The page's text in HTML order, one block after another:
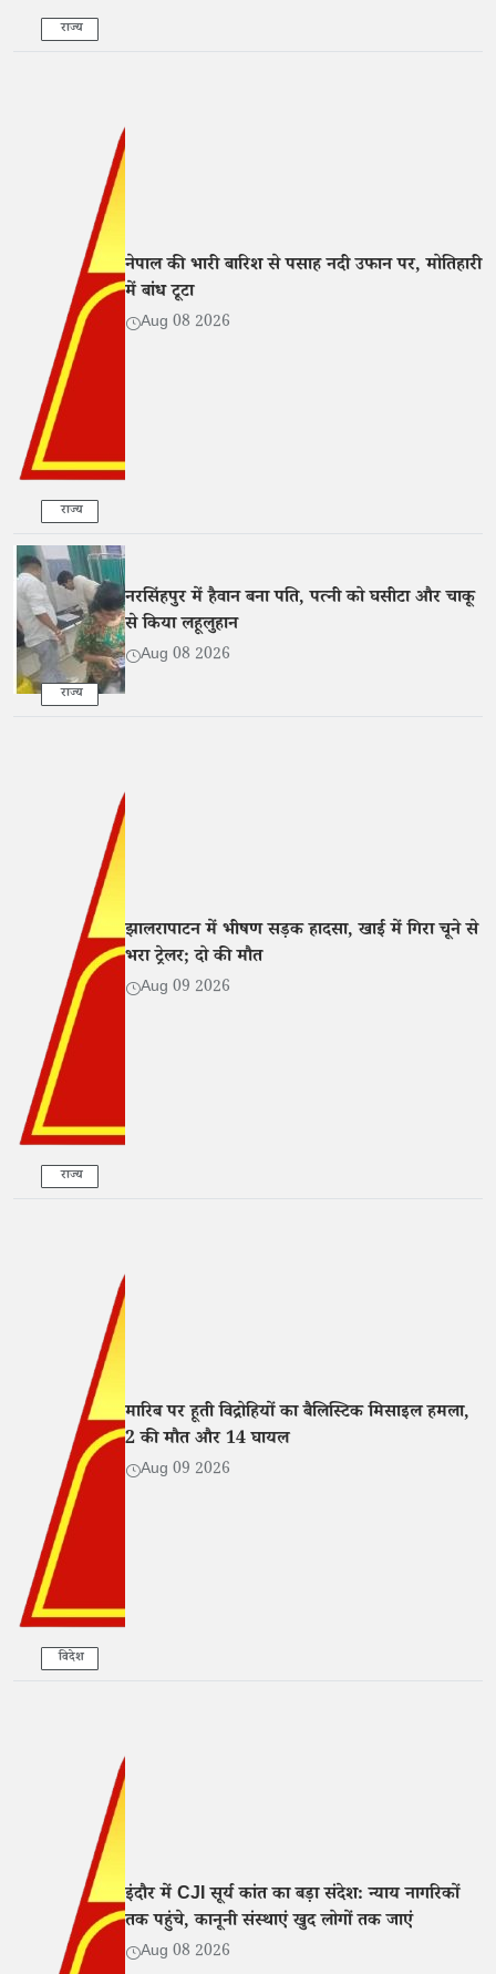
राज्य
राज्य
नेपाल की भारी बारिश से पसाह नदी उफान पर, मोतिहारी
में बांध टूटा
Aug 08 2026
राज्य
नरसिंहपुर में हैवान बना पति, पत्नी को घसीटा और चाकू
से किया लहूलुहान
Aug 08 2026
राज्य
झालरापाटन में भीषण सड़क हादसा, खाई में गिरा चूने से
भरा ट्रेलर; दो की मौत
Aug 09 2026
विदेश
मारिब पर हूती विद्रोहियों का बैलिस्टिक मिसाइल हमला,
2 की मौत और 14 घायल
Aug 09 2026
इंदौर में CJI सूर्य कांत का बड़ा संदेश: न्याय नागरिकों
तक पहुंचे, कानूनी संस्थाएं खुद लोगों तक जाएं
Aug 08 2026